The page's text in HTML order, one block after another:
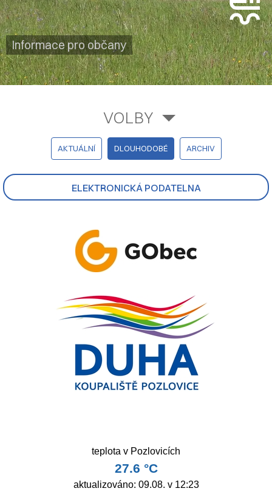
Informace pro občany
ELEKTRONICKÁ PODATELNA
VOLBY
AKTUÁLNÍ DLOUHODOBÉ ARCHIV